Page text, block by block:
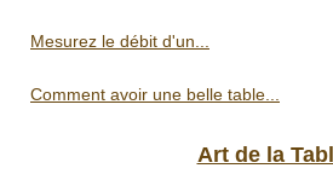
Mesurez le débit d'un...
Comment avoir une belle table...
Art de la